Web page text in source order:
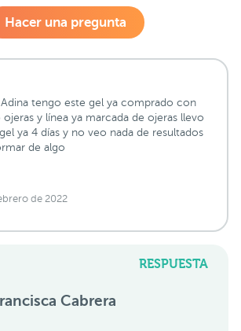
Hacer una pregunta
tengo este gel ya comprado con
y línea ya marcada de ojeras llevo
ya 4 días y no veo nada de resultados
de algo
de 2022
RESPUESTA
Cabrera